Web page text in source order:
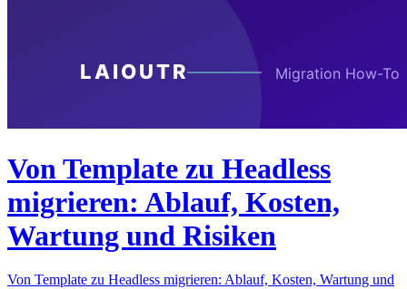
Von Template zu Headless
migrieren: Ablauf, Kosten,
Wartung und Risiken
Von Template zu Headless migrieren: Ablauf, Kosten, Wartung und